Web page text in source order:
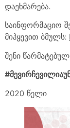
დაეხმარება.
საინფორმაციო
მიჰყევით ბმულს:
შენი
2020 წელი